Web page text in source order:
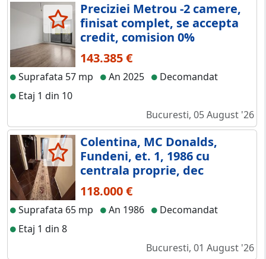
Preciziei Metrou -2 camere,
finisat complet, se accepta
credit, comision 0%
143.385 €
Suprafata 57 mp An 2025
Decomandat
Etaj 1 din 10
Bucuresti, 05 August '26
Colentina, MC Donalds,
Fundeni, et. 1, 1986 cu
centrala proprie, dec
118.000 €
Suprafata 65 mp An 1986
Decomandat
Etaj 1 din 8
Bucuresti, 01 August '26